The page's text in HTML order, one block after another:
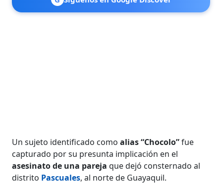
Un sujeto identificado comoalias “Chocolo”fue
capturado por su presunta implicación en el
asesinato de una pareja que dejó consternado al
distrito Pascuales, al norte de Guayaquil.